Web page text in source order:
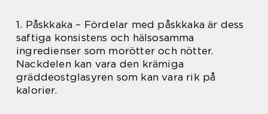
1. Påskkaka – Fördelar med påskkaka är dess
saftiga konsistens och hälsosamma
ingredienser som morötter och nötter.
Nackdelen kan vara den krämiga
gräddeostglasyren som kan vara rik på
kalorier.